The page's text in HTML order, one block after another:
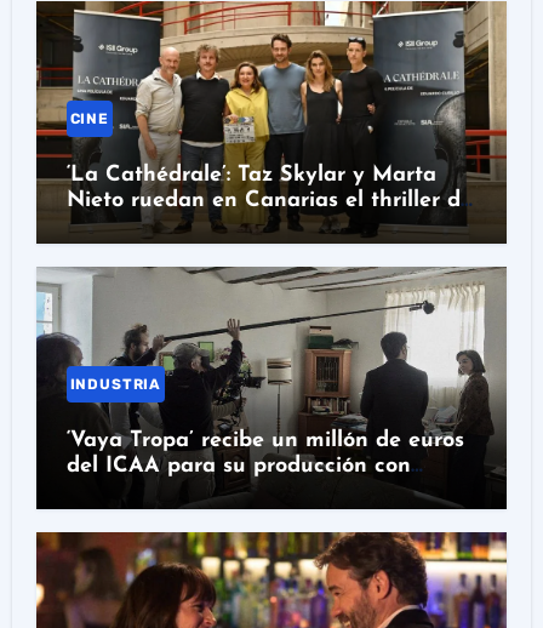
CINE
‘La Cathédrale’: Taz Skylar y Marta
Nieto ruedan en Canarias el thriller de
Eduardo Cubillo
INDUSTRIA
‘Vaya Tropa’ recibe un millón de euros
del ICAA para su producción con